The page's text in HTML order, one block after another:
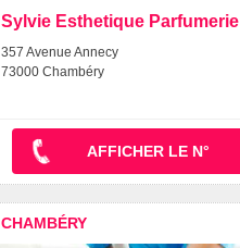
Sylvie Esthetique Parfumerie
357 Avenue Annecy
73000 Chambéry
AFFICHER LE N°
CHAMBÉRY